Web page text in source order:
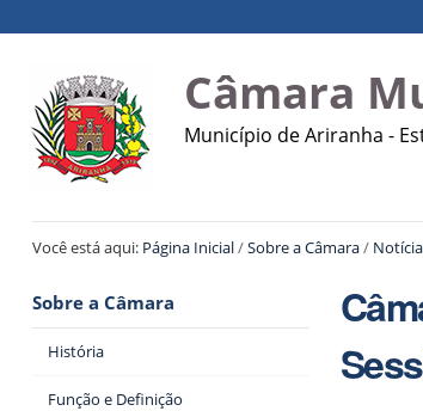
Câmara
Município de Ariranha -
Você está aqui: Página Inicial/Sobre a Câmara/
Sobre a Câmara
História
Função e Definição